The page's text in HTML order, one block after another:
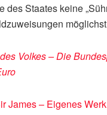
des Staates keine
Volkes – Die
James – Eigenes